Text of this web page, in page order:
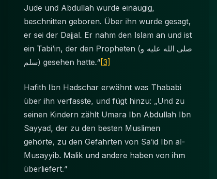
Jude und Abdullah wurde einäugig,
beschnitten geboren. Über ihn wurde gesagt,
er sei der Dajjal. Er nahm den Islam an und ist
ein Tabi’in, der den Propheten (صلى الله عليه و
سلم) gesehen hatte.“[3]
Hafith Ibn Hadschar erwähnt was Thababi
über ihn verfasste, und fügt hinzu: „Und zu
seinen Kindern zählt Umara Ibn Abdullah Ibn
Sayyad, der zu den besten Muslimen
gehörte, zu den Gefährten von Sa’id Ibn al-
Musayyib. Malik und andere haben von ihm
überliefert.“